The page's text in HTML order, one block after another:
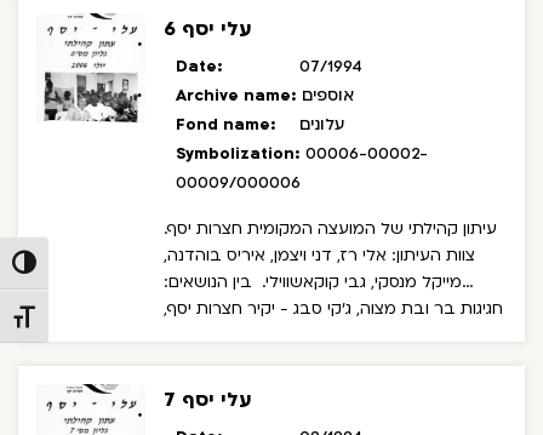
Toggle High Contrast
Toggle Font size
עלי יסף 6
Date:
07/1994
Archive name: אוספים
Fond name:
עלונים
Symbolization: 00006-00002-
00009/000006
עיתון קהילתי של המועצה המקומית חצרות יסף.
צוות העיתון: אלי רז, דני ויצמן, איריס בוהדנה,
מייקל מנסקי, גבי קוקאשווילי. בין הנושאים:
חגיגות בר ובת מצוה, ג'קי סבג - יקיר חצרות יסף,
עלי יסף 7